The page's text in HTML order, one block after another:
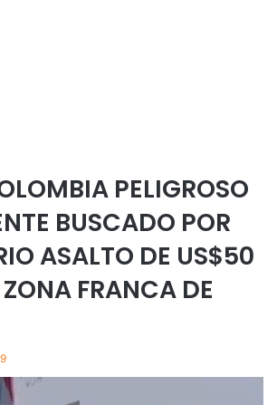
PELIGROSO
BUSCADO POR
ASALTO DE US$50
FRANCA DE